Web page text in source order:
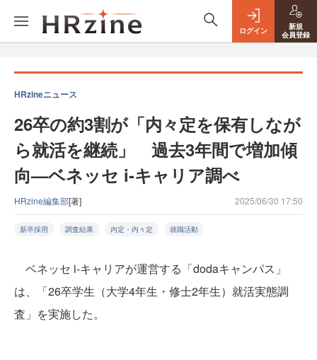
ログイン
新規
会員登録
HRzineニュース
26卒の約3割が「内々定を保有しなが
ら就活を継続」 過去3年間で増加傾
向—ベネッセ i-キャリア調べ
HRzine編集部[著] 2025/06/30 17:50
新卒採用 調査結果 内定・内々定 就職活動
ベネッセ i-キャリアが運営する「dodaキャンパス」
は、「26卒学生（大学4年生・修士2年生）就活実態調
査」を実施した。